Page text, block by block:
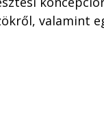
valamint